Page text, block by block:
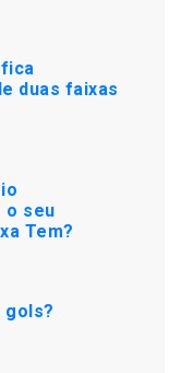
duas faixas
o seu
Tem?
gols?